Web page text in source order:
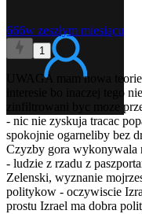
666w zeszłym miesiącu
1
UWAGA mam nowa
interesie bo inaczej tego
zinfiltrowani byc moze
- nic nie zyskuja tracac
spokojnie ogarneliby bez
Czyzby gora wykonywala
- ludzie z rzadu z
Zelenski, wyznanie
politykow - oczywiscie
prostu Izrael ma dobra